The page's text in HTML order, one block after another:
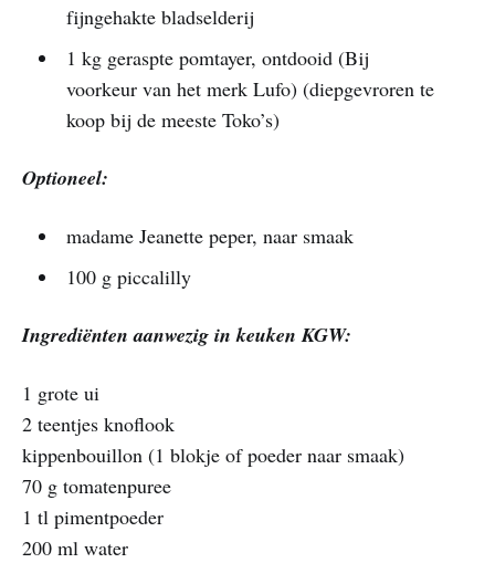
fijngehakte bladselderij
1 kg geraspte pomtayer, ontdooid (Bij
voorkeur van het merk Lufo) (diepgevroren te
koop bij de meeste Toko’s)
Optioneel:
madame Jeanette peper, naar smaak
100 g piccalilly
Ingrediënten aanwezig in keuken KGW:
1 grote ui
2 teentjes knoflook
kippenbouillon (1 blokje of poeder naar smaak)
70 g tomatenpuree
1 tl pimentpoeder
200 ml water